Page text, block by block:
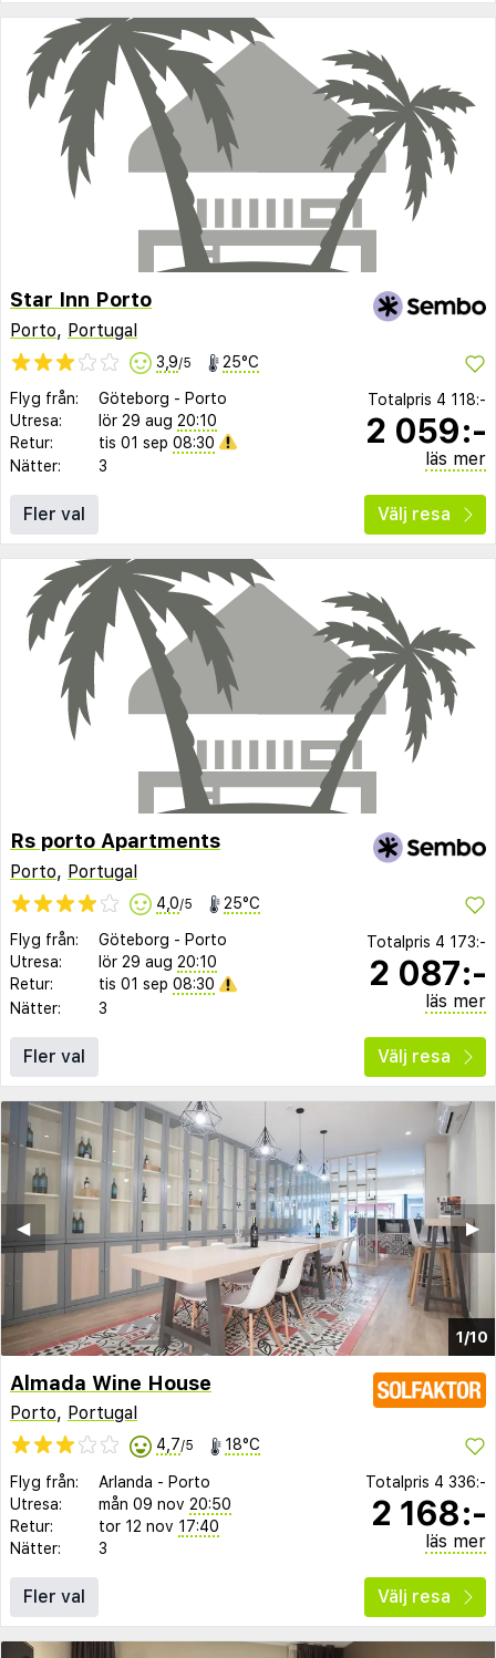
Star Inn Porto
Porto, Portugal
3,9/5 25°C
Flyg från: Göteborg - Porto
Utresa:
lör 29 aug 20:10
Retur:
tis 01 sep 08:30
Nätter:
3
Totalpris 4 118:-
2 059:-
läs mer
Fler val Välj resa
Rs porto Apartments
Porto, Portugal
4,0/5 25°C
Flyg från: Göteborg - Porto
Utresa:
lör 29 aug 20:10
Retur:
tis 01 sep 08:30
Nätter:
3
Totalpris 4 173:-
2 087:-
läs mer
Fler val Välj resa
1/10
▶︎
◀︎
Almada Wine House
Porto, Portugal
4,7/5 18°C
Flyg från: Arlanda - Porto
Utresa:
mån 09 nov 20:50
Retur:
tor 12 nov 17:40
Nätter:
3
Totalpris 4 336:-
2 168:-
läs mer
Fler val Välj resa